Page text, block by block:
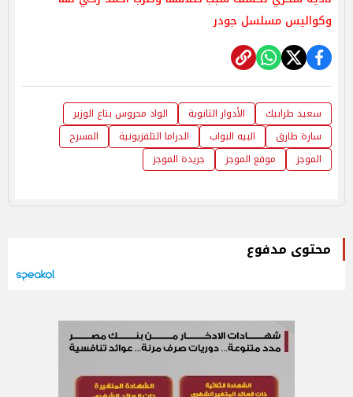
وكواليس مسلسل جودر
سعيد طرابيك الأدوار الثانوية
الواد محروس بتاع الوزير
سارة طارق
البيه البواب الدراما التلفزيونية
المسرح
الموجز
موقع الموجز جريدة الموجز
محتوى مدفوع